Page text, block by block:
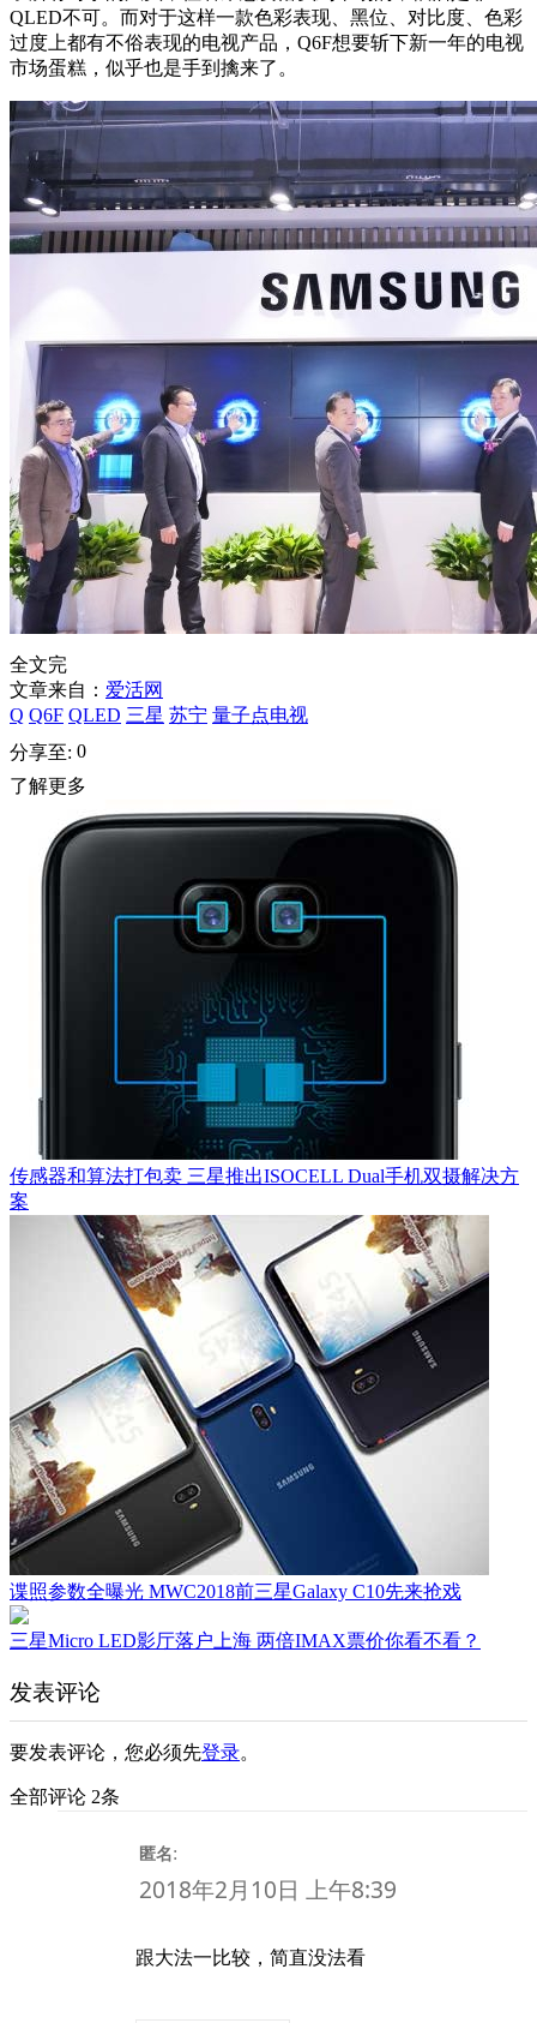
QLED不可。而对于这样一款色彩表现、黑位、对比度、色彩
过度上都有不俗表现的电视产品，Q6F想要斩下新一年的电视
市场蛋糕，似乎也是手到擒来了。
全文完
文章来自： 爱活网
Q Q6F QLED 三星 苏宁 量子点电视
分享至: 0
了解更多
传感器和算法打包卖 三星推出ISOCELL Dual手机双摄解决方
案
谍照参数全曝光 MWC2018前三星Galaxy C10先来抢戏
三星Micro LED影厅落户上海 两倍IMAX票价你看不看？
发表评论
要发表评论，您必须先登录。
全部评论 2条
匿名:
2018年2月10日 上午8:39
跟大法一比较，简直没法看